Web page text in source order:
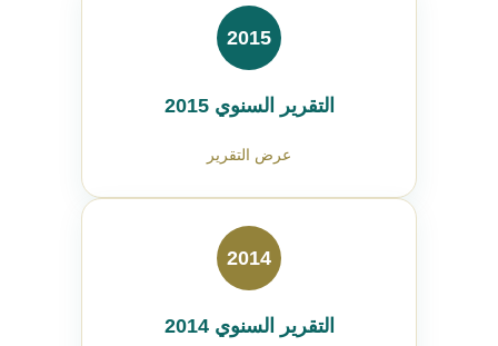
2015
التقرير السنوي 2015
عرض التقرير
2014
التقرير السنوي 2014